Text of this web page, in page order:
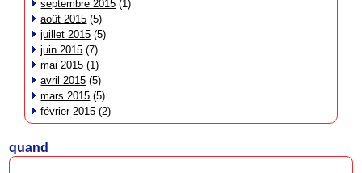
septembre 2015 (1)
août 2015 (5)
juillet 2015 (5)
juin 2015 (7)
mai 2015 (1)
avril 2015 (5)
mars 2015 (5)
février 2015 (2)
quand